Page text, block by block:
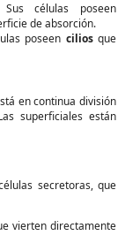
células poseen
de absorción.
poseen ciliosque
en continua división
superficiales están
secretoras, que
vierten directamente